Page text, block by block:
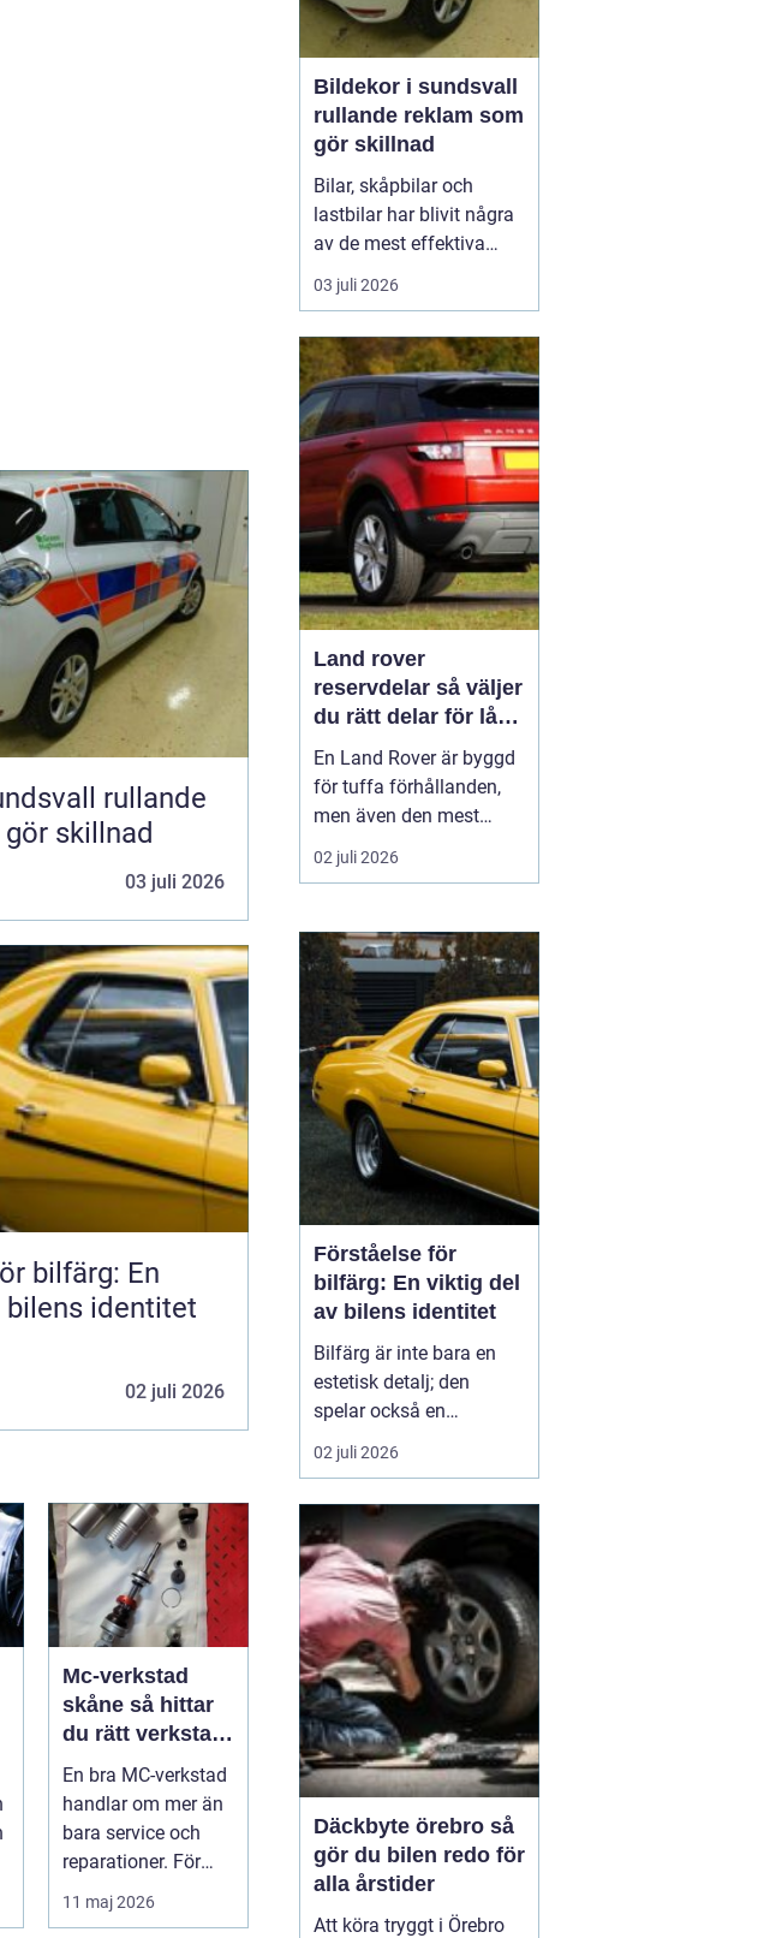
rullande
skillnad
03 juli 2026
bilfärg: En
identitet
02 juli 2026
Mc-verkstad
skåne så hittar
du rätt verkstad
för din
motorcykel
En bra MC-verkstad
handlar om mer än
bara service och
reparationer. För
många förare i
Skåne är verk...
11 maj 2026
Bildekor i sundsvall
rullande reklam som
gör skillnad
Bilar, skåpbilar och
lastbilar har blivit några
av de mest effektiva
reklampelarna vi har i
vardagen. En
att ett företag syns
överallt där fordonet rör
sig på E4:an, inne i
centrum, på
industriområdet eller
utanför kundens en...
03 juli 2026
Land rover
reservdelar så väljer
du rätt delar för lång
livslängd och trygg
körning
En Land Rover är byggd
för tuffa förhållanden,
men även den mest
robusta bilen slits med
tiden. Bromsar,
packningar och
elektronik påverkas av år
av vardagskörning,
terräng och vägsalt. För
att bilen ska behålla sin
styrka och säkerh...
02 juli 2026
Förståelse för
bilfärg: En viktig del
av bilens identitet
Bilfärg är inte bara en
estetisk detalj; den
spelar också en
avgörande roll för bilens
övergripande identitet
bilfärgen kan påverka
hur en bil uppfattas,
stärka dess mär...
02 juli 2026
Däckbyte örebro så
gör du bilen redo för
alla årstider
Att köra tryggt i Örebro